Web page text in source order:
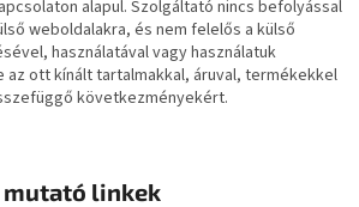
alapul. Szolgáltató nincs befolyással
weboldalakra, és nem felelős a külső
használatával vagy használatuk
az ott kínált tartalmakkal, áruval, termékekkel
következményekért.
linkek